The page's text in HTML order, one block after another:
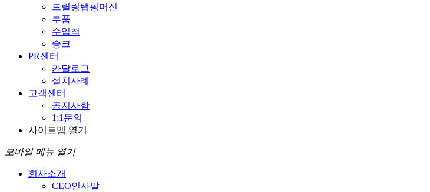
드릴링탭핑머신
부품
수입척
슝크
PR센터
카달로그
설치사례
고객센터
공지사항
1:1문의
사이트맵 열기
모바일 메뉴 열기
회사소개
CEO인사말